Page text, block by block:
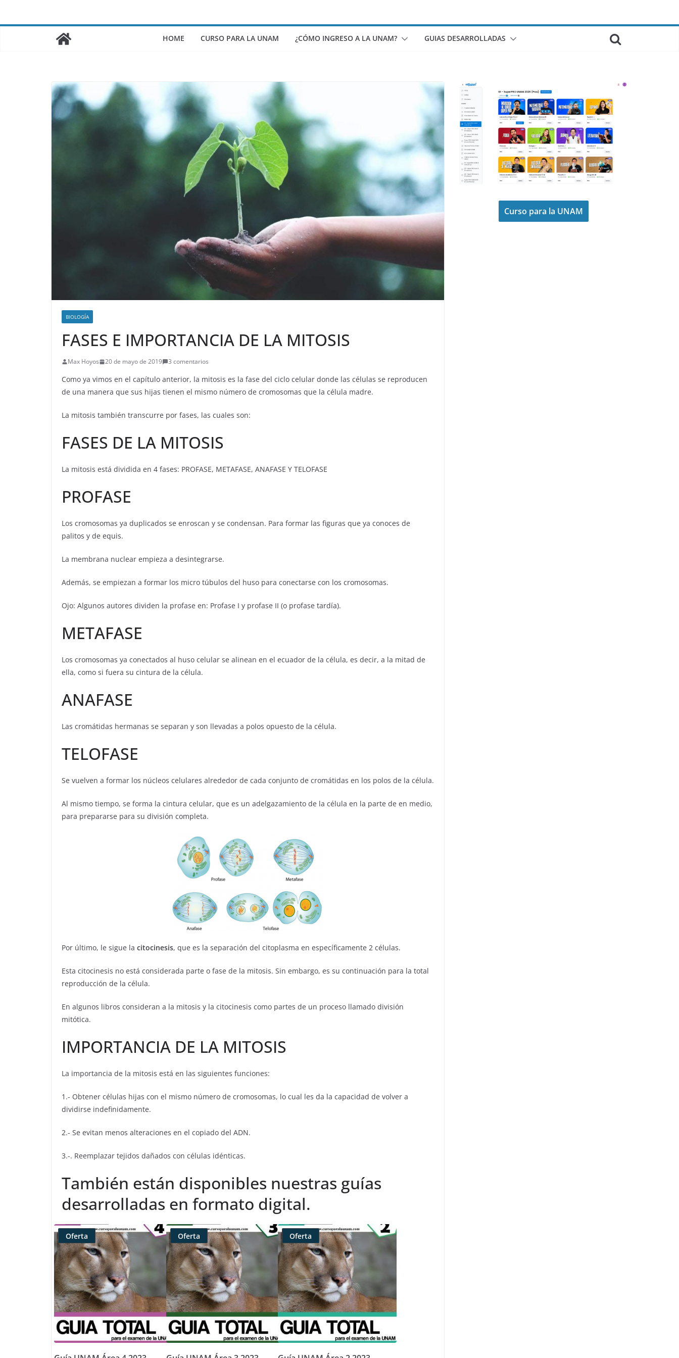
HOME CURSO PARA LA UNAM ¿CÓMO INGRESO A LA UNAM? GUIAS DESARROLLADAS
BIOLOGÍA
FASES E IMPORTANCIA DE LA MITOSIS
Max Hoyos 20 de mayo de 2019 3 comentarios
Como ya vimos en el capítulo anterior, la mitosis es la fase del ciclo celular donde las células se reproducen
de una manera que sus hijas tienen el mismo número de cromosomas que la célula madre.
La mitosis también transcurre por fases, las cuales son:
FASES DE LA MITOSIS
La mitosis está dividida en 4 fases: PROFASE, METAFASE, ANAFASE Y TELOFASE
PROFASE
Los cromosomas ya duplicados se enroscan y se condensan. Para formar las figuras que ya conoces de
palitos y de equis.
La membrana nuclear empieza a desintegrarse.
Además, se empiezan a formar los micro túbulos del huso para conectarse con los cromosomas.
Ojo: Algunos autores dividen la profase en: Profase I y profase II (o profase tardía).
METAFASE
Los cromosomas ya conectados al huso celular se alinean en el ecuador de la célula, es decir, a la mitad de
ella, como si fuera su cintura de la célula.
ANAFASE
Las cromátidas hermanas se separan y son llevadas a polos opuesto de la célula.
TELOFASE
Se vuelven a formar los núcleos celulares alrededor de cada conjunto de cromátidas en los polos de la célula.
Al mismo tiempo, se forma la cintura celular, que es un adelgazamiento de la célula en la parte de en medio,
para prepararse para su división completa.
Por último, le sigue la citocinesis, que es la separación del citoplasma en específicamente 2 células.
Esta citocinesis no está considerada parte o fase de la mitosis. Sin embargo, es su continuación para la total
reproducción de la célula.
En algunos libros consideran a la mitosis y la citocinesis como partes de un proceso llamado división
mitótica.
IMPORTANCIA DE LA MITOSIS
La importancia de la mitosis está en las siguientes funciones:
1.- Obtener células hijas con el mismo número de cromosomas, lo cual les da la capacidad de volver a
dividirse indefinidamente.
2.- Se evitan menos alteraciones en el copiado del ADN.
3.-. Reemplazar tejidos dañados con células idénticas.
También están disponibles nuestras guías
desarrolladas en formato digital.
Oferta
Producto
rebajado
Oferta
Producto
rebajado
Oferta
Producto
rebajado
Curso para la UNAM